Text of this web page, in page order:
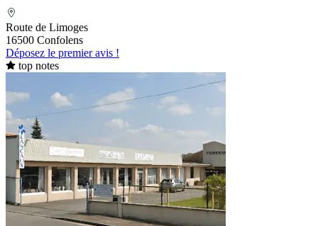
Route de Limoges
16500 Confolens
Déposez le premier avis !
top notes